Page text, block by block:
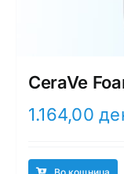
CeraVe
1.164,00